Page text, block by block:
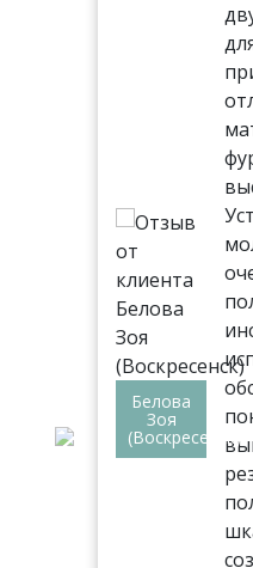
Белова
Зоя
(Воскресенск)